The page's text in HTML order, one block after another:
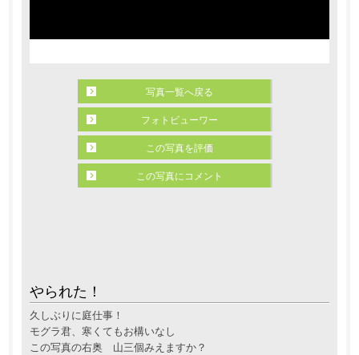
やられた！
久しぶりに庭仕事！
モグラ君、寒くてもお構いなし
この写真の右奥 山三個みえますか？
写真一覧へ戻る
フォトビューワー
この写真を評価
この写真にコメント